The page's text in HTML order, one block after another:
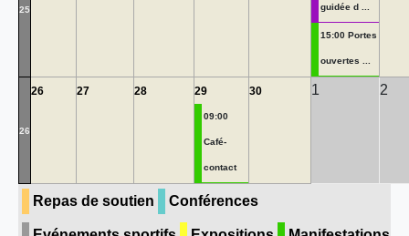
25 guidée d ...
15:00 Portes
ouvertes ...
26
26 27 28 29
09:00
Café-
contact
30 1 2
Repas de soutien Conférences